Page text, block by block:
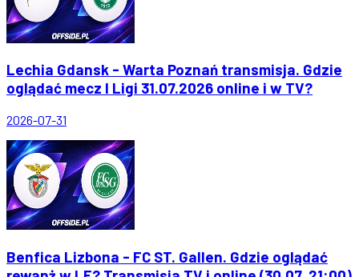
Lechia Gdansk - Warta Poznań transmisja. Gdzie
oglądać mecz I Ligi 31.07.2026 online i w TV?
2026-07-31
Benfica Lizbona - FC ST. Gallen. Gdzie oglądać